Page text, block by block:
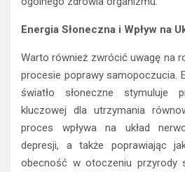
Energia Słoneczna i Wpływ na
Warto również zwrócić uwagę na
procesie poprawy samopoczucia.
światło słoneczne stymuluje
kluczowej dla utrzymania
proces wpływa na układ
depresji, a także poprawiając
obecność w otoczeniu przyrody